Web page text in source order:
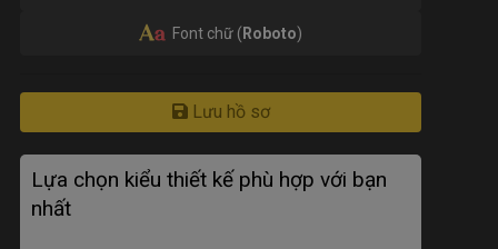
Font chữ ( Roboto)
Lưu hồ sơ
Lựa chọn kiểu thiết kế phù hợp với bạn
nhất